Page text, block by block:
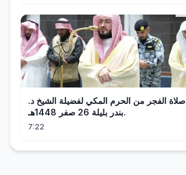
صلاة الفجر من الحرم المكي لفضيلة الشيخ د.
بندر بليلة 26 صفر 1448هـ.
7:22